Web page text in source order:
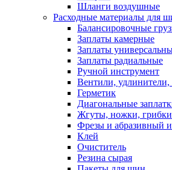
Шланги воздушные
Расходные материалы для
Балансировочные
Заплаты камерные
Заплаты
Заплаты радиальные
Ручной инструмент
Вентили, удлинители,
Герметик
Диагональные
Жгуты, ножки, грибки
Фрезы и абразивный
Клей
Очиститель
Резина сырая